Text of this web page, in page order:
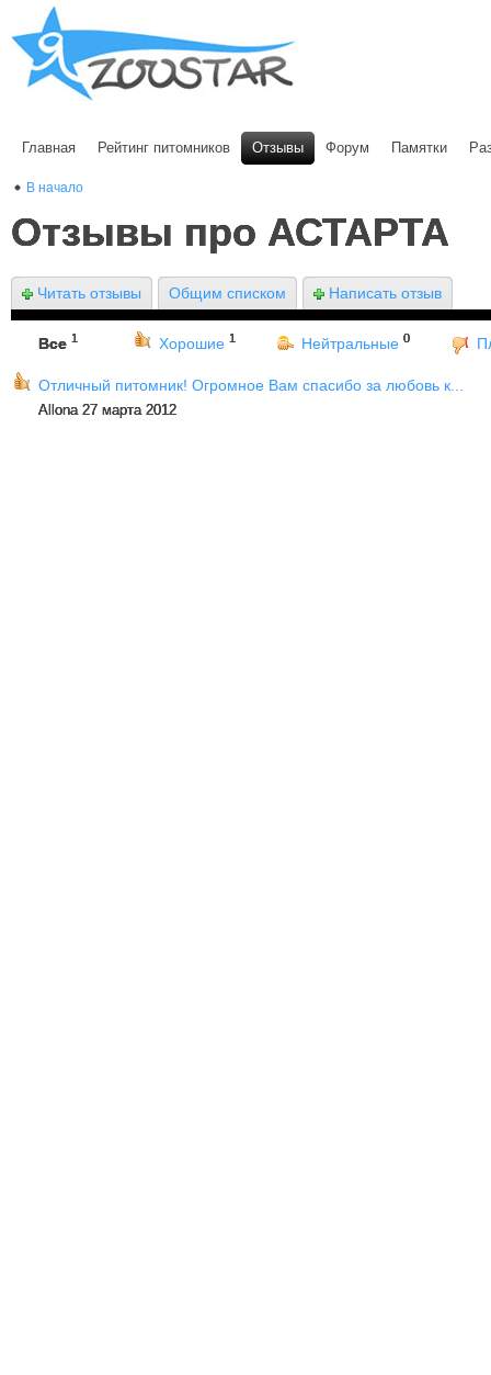
Главная Рейтинг питомников Отзывы Форум Памятки
В начало
Отзывы про АСТАРТА
Читать отзывы Общим списком Написать отзыв
Все 1 Хорошие 1 Нейтральные 0
Отличный питомник! Огромное Вам спасибо за любовь к...
Allona 27 марта 2012